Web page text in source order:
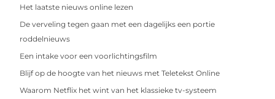
Het laatste nieuws online lezen
De verveling tegen gaan met een dagelijks een portie
roddelnieuws
Een intake voor een voorlichtingsfilm
Blijf op de hoogte van het nieuws met Teletekst Online
Waarom Netflix het wint van het klassieke tv-systeem